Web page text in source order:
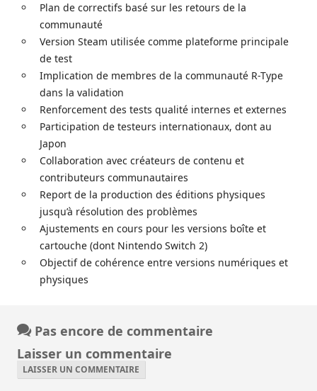
Plan de correctifs basé sur les retours de la
communauté
Version Steam utilisée comme plateforme principale
de test
Implication de membres de la communauté R-Type
dans la validation
Renforcement des tests qualité internes et externes
Participation de testeurs internationaux, dont au
Japon
Collaboration avec créateurs de contenu et
contributeurs communautaires
Report de la production des éditions physiques
jusqu’à résolution des problèmes
Ajustements en cours pour les versions boîte et
cartouche (dont Nintendo Switch 2)
Objectif de cohérence entre versions numériques et
physiques
Pas encore de commentaire
Laisser un commentaire
LAISSER UN COMMENTAIRE